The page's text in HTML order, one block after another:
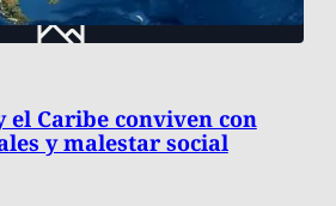
Caribe conviven con
y malestar social